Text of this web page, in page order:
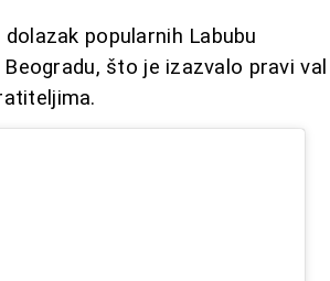
popularnih Labubu
što je izazvalo pravi val